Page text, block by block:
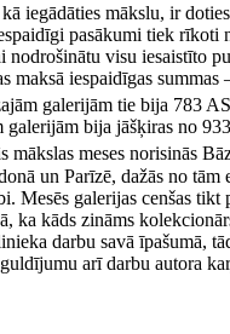
iegādāties mākslu, ir
pasākumi tiek rīkoti
nodrošinātu visu iesaistīto
maksā iespaidīgas summas
galerijām tie bija 783
galerijām bija jāšķiras no
mākslas meses norisinās
un Parīzē, dažās no tām
Mesēs galerijas cenšas tikt
ka kāds zināms
darbu savā īpašumā,
arī darbu autora